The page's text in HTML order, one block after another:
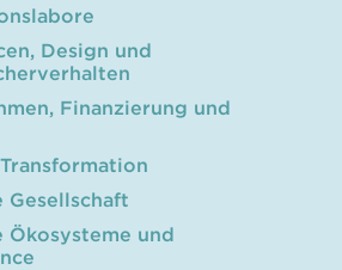
Design und
Finanzierung und
Gesellschaft
Ökosysteme und